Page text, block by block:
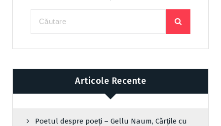
Articole Recente
Poetul despre poeți – Gellu Naum, Cărțile cu